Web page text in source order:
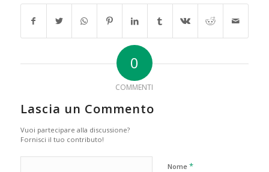
0
COMMENTI
Lascia un Commento
Vuoi partecipare alla discussione?
Fornisci il tuo contributo!
Nome *